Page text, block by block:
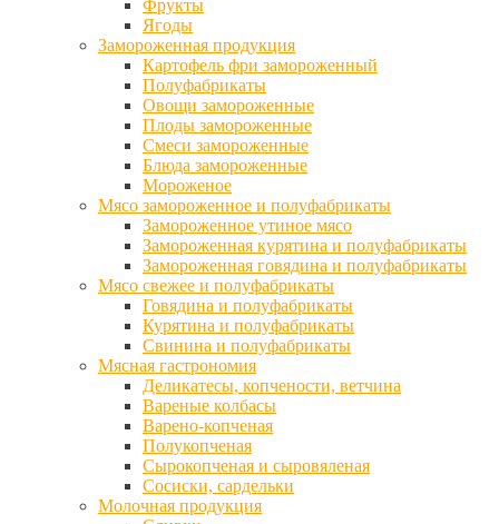
Фрукты
Ягоды
Замороженная продукция
Картофель фри замороженный
Полуфабрикаты
Овощи замороженные
Плоды замороженные
Смеси замороженные
Блюда замороженные
Мороженое
Мясо замороженное и полуфабрикаты
Замороженное утиное мясо
Замороженная курятина и полуфабрикаты
Замороженная говядина и полуфабрикаты
Мясо свежее и полуфабрикаты
Говядина и полуфабрикаты
Курятина и полуфабрикаты
Свинина и полуфабрикаты
Мясная гастрономия
Деликатесы, копчености, ветчина
Вареные колбасы
Варено-копченая
Полукопченая
Сырокопченая и сыровяленая
Сосиски, сардельки
Молочная продукция